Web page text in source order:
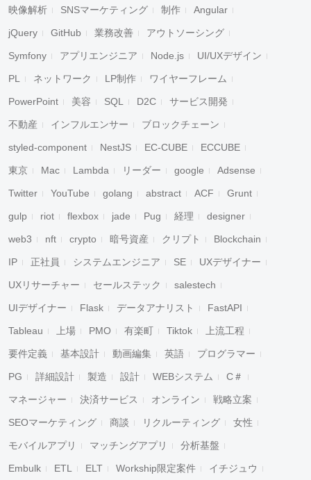
映像解析 SNSマーケティング 制作 Angular
jQuery GitHub 業務改善 アウトソーシング
Symfony アプリエンジニア Node.js UI/UXデザイン
PL ネットワーク LP制作 ワイヤーフレーム
PowerPoint 美容 SQL D2C サービス開発
不動産 インフルエンサー ブロックチェーン
styled-component NestJS EC-CUBE ECCUBE
東京 Mac Lambda リーダー google Adsense
Twitter YouTube golang abstract ACF Grunt
gulp riot flexbox jade Pug 経理 designer
web3 nft crypto 暗号資産 クリプト Blockchain
IP 正社員 システムエンジニア SE UXデザイナー
UXリサーチャー セールステック salestech
UIデザイナー Flask データアナリスト FastAPI
Tableau 上場 PMO 有楽町 Tiktok 上流工程
要件定義 基本設計 動画編集 英語 プログラマー
PG 詳細設計 製造 設計 WEBシステム C＃
マネージャー 決済サービス オンライン 戦略立案
SEOマーケティング 商談 リクルーティング 女性
モバイルアプリ マッチングアプリ 分析基盤
Embulk ETL ELT Workship限定案件 イチジュウ